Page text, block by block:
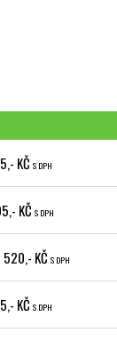
KČS DPH
KČS DPH
520,- KČS DPH
KČS DPH